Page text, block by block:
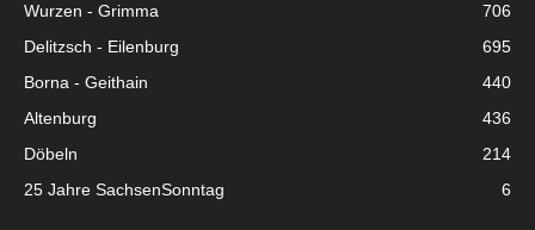
Wurzen - Grimma
706
Delitzsch - Eilenburg
695
Borna - Geithain
440
Altenburg
436
Döbeln
214
25 Jahre SachsenSonntag
6